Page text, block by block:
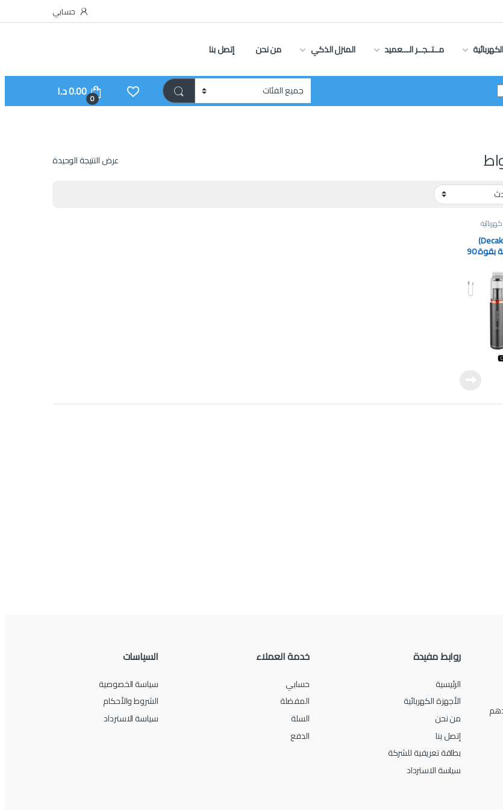
حسابي
مــتــجــر الـــعميد المنزل الذكي من نحن إتصل بنا
0
0.00د.ا
عرض النتيجة الوحيدة
مكنسة ديكايلا (Decakila)
الكهربائية المحمولة بقوة 90
روابط مفيدة
الرئيسية
الأجهزة الكهربائية
من نحن
إتصل بنا
بطاقة تعريفية للشركة
سياسة الاسترداد
خدمة العملاء
حسابي
المفضلة
السلة
الدفع
السياسات
سياسة الخصوصية
الشروط والأحكام
سياسة الاسترداد